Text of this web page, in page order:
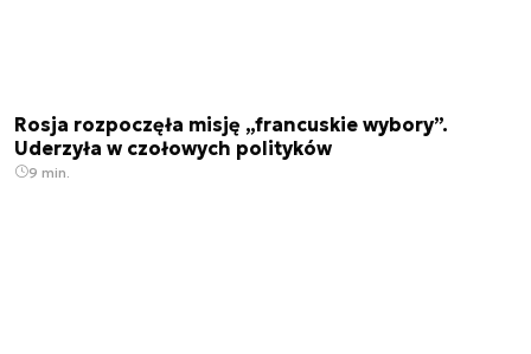
Rosja rozpoczęła misję „francuskie wybory”.
Uderzyła w czołowych polityków
9 min.